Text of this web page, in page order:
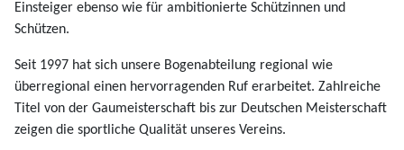
Einsteiger ebenso wie für ambitionierte Schützinnen und
Schützen.
Seit 1997 hat sich unsere Bogenabteilung regional wie
überregional einen hervorragenden Ruf erarbeitet. Zahlreiche
Titel von der Gaumeisterschaft bis zur Deutschen Meisterschaft
zeigen die sportliche Qualität unseres Vereins.